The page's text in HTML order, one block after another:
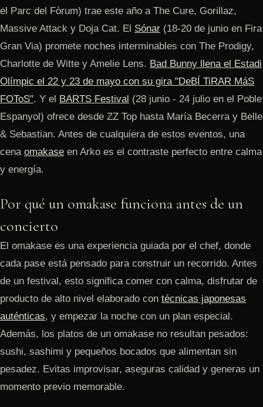
el Parc del Fòrum) trae este año a The Cure, Gorillaz,
Massive Attack y Doja Cat. El Sónar (18-20 de junio en Fira
Gran Via) promete noches interminables con The Prodigy,
Charlotte de Witte y Amelie Lens. Bad Bunny llena el Estadi
Olímpic el 22 y 23 de mayo con su gira "DeBÍ TiRAR MáS
FOToS". Y el BARTS Festival (28 junio - 24 julio en el Poble
Espanyol) ofrece desde ZZ Top hasta María Becerra y Belle
& Sebastian. Antes de cualquiera de estos eventos, una
cena omakase en Arko es el contraste perfecto entre calma
y energía.
Por qué un omakase funciona antes de un
concierto
El omakase es una experiencia guiada por el chef, donde
cada pase está pensado para construir un recorrido. Antes
de un festival, esto significa comer con calma, disfrutar de
producto de alto nivel elaborado con técnicas japonesas
auténticas, y empezar la noche con un plan especial.
Además, los platos de un omakase no resultan pesados:
sushi, sashimi y pequeños bocados que alimentan sin
pesadez. Evitas improvisar, aseguras calidad y generas un
momento previo memorable.